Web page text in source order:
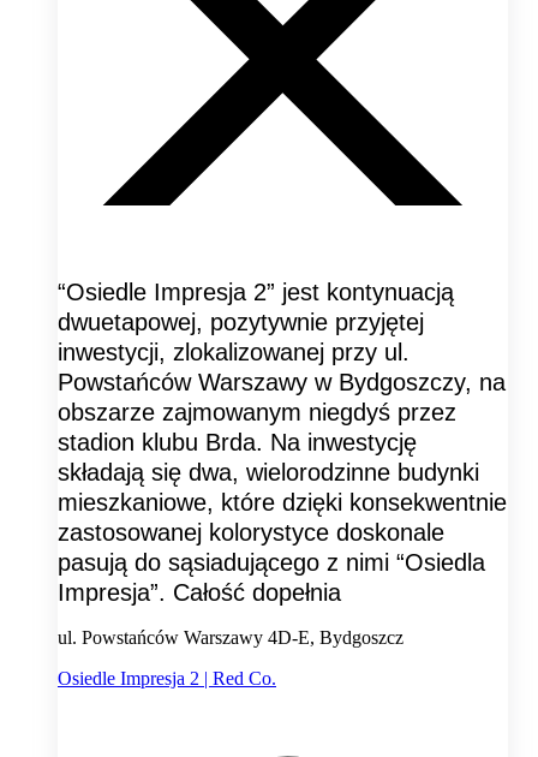
“Osiedle Impresja 2” jest kontynuacją
dwuetapowej, pozytywnie przyjętej
inwestycji, zlokalizowanej przy ul.
Powstańców Warszawy w Bydgoszczy, na
obszarze zajmowanym niegdyś przez
stadion klubu Brda. Na inwestycję
składają się dwa, wielorodzinne budynki
mieszkaniowe, które dzięki konsekwentnie
zastosowanej kolorystyce doskonale
pasują do sąsiadującego z nimi “Osiedla
Impresja”. Całość dopełnia
ul. Powstańców Warszawy 4D-E, Bydgoszcz
Osiedle Impresja 2 | Red Co.